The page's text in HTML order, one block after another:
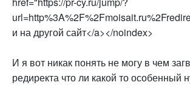
и на другой сайт</a></noindex>
И я вот никак понять не могу в чем
редиректа что ли какой то особенный